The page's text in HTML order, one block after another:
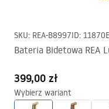
SKU: REA-B8997ID: 11870
Bateria Bidetowa REA
399,00 zł
Wybierz wariant